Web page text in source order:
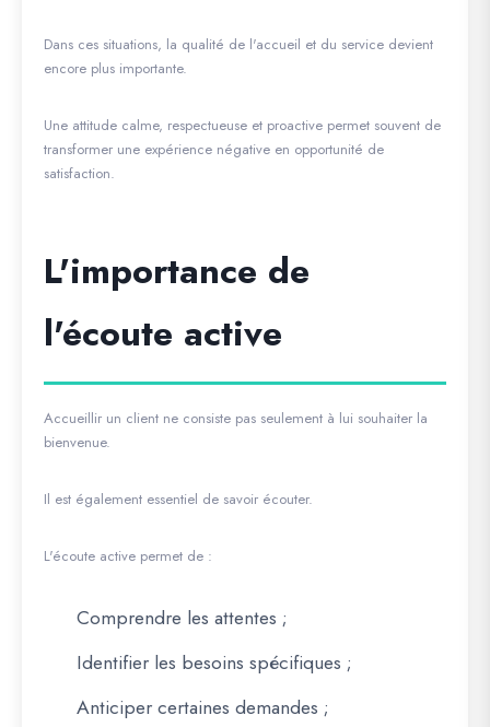
Dans ces situations, la qualité de l'accueil et du service devient
encore plus importante.
Une attitude calme, respectueuse et proactive permet souvent de
transformer une expérience négative en opportunité de
satisfaction.
L'importance de
l'écoute active
Accueillir un client ne consiste pas seulement à lui souhaiter la
bienvenue.
Il est également essentiel de savoir écouter.
L'écoute active permet de :
Comprendre les attentes ;
Identifier les besoins spécifiques ;
Anticiper certaines demandes ;